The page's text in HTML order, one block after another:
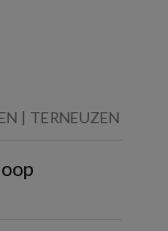
| TERNEUZEN